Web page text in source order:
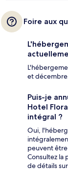
Foire aux
et
Puis-je
Hotel
intégral ?
Oui,
peuvent être
Consultez la
de détails